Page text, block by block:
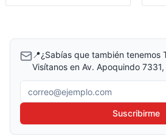
📍¿Sabías que también tenemos
Visítanos en Av. Apoquindo
Correo electrónico
Suscribirme